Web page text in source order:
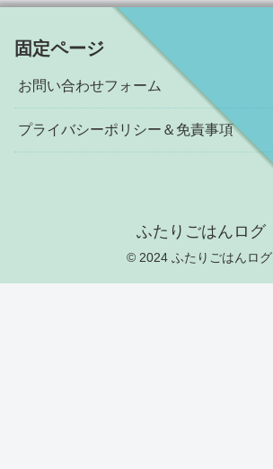
固定ページ
お問い合わせフォーム
プライバシーポリシー＆免責事項
ふたりごはんログ
© 2024 ふたりごはんログ.